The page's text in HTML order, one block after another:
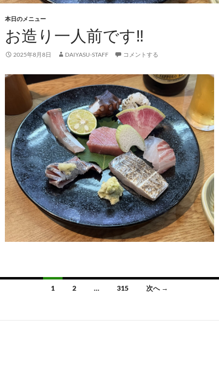
本日のメニュー
お造り一人前です‼︎
2025年8月8日 DAIYASU-STAFF コメントする
ナ
1 2 … 315 次へ →